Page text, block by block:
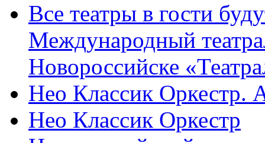
Все театры в гости
Международный
Новороссийске
Нео Классик Оркестр.
Нео Классик Оркестр